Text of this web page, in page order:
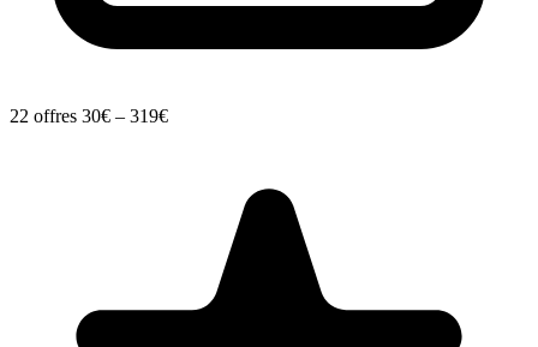
22 offres 30€ – 319€